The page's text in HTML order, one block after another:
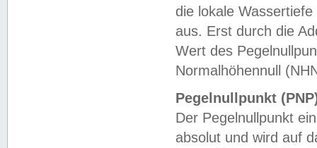
die lokale
aus. Erst durch die
Wert des
Normalhöhennull
Pegelnullpunkt
Der Pegelnullpunkt
absolut und wird auf